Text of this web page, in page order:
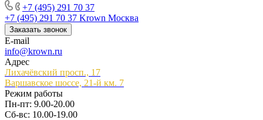
+7 (495) 291 70 37
+7 (495) 291 70 37 Krown Москва
Заказать звонок
E-mail
info@krown.ru
Адрес
Лихачёвский просп., 17
Варшавское шоссе, 21-й км. 7
Режим работы
Пн-пт: 9.00-20.00
Сб-вс: 10.00-19.00